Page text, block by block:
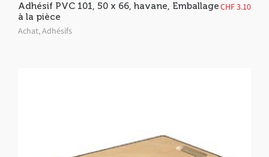
Adhésif PVC 101, 50 x 66, havane, Emballage
à la pièce
Achat,Adhésifs
CHF3.10